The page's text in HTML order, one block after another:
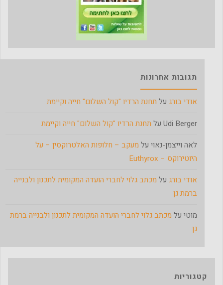
תגובות אחרונות
אודי בורג על תחנת הרדיו "קול השלום" חייה וקיימת
Udi Berger על תחנת הרדיו "קול השלום" חייה וקיימת
לאה וייצמן-נאוי על מעקב – חלופות האלטרוקסין – על
היוטירוקס – Euthyrox
אודי בורג על מכתב גלוי לחברי הועדה המקומית לתכנון ולבנייה
ברמת גן
מוטי על מכתב גלוי לחברי הועדה המקומית לתכנון ולבנייה ברמת
גן
קטגוריות